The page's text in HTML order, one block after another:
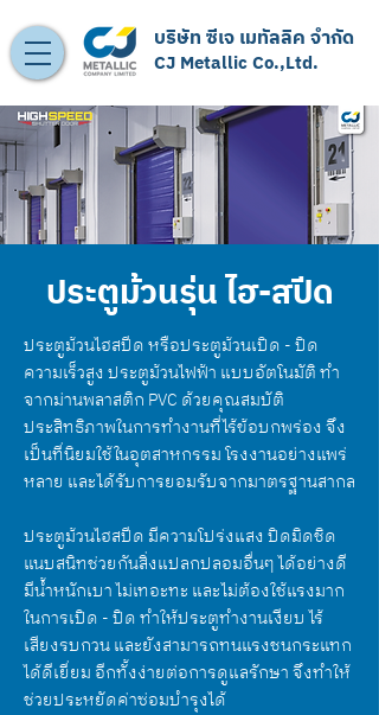
CJ Metallic Co.,Ltd.
บริษัท ซีเจ เมทัลลิค จำกัด
ประตูม้วนรุ่น ไฮ-สปีด
ประตูม้วนไฮสปีด หรือประตูม้วนเปิด - ปิด
ความเร็วสูง ประตูม้วนไฟฟ้า แบบอัตโนมัติ ทำ
จากม่านพลาสติก PVC ด้วยคุณสมบัติ
ประสิทธิภาพในการทำงานที่ไร้ข้อบกพร่อง จึง
เป็นที่นิยมใช้ในอุตสาหกรรม โรงงานอย่างแพร่
หลาย และได้รับการยอมรับจากมาตรฐานสากล
ประตูม้วนไฮสปีด มีความโปร่งแสง ปิดมิดชิด
แนบสนิทช่วยกันสิ่งแปลกปลอมอื่นๆ ได้อย่างดี
มีน้ำหนักเบา ไม่เทอะทะ และไม่ต้องใช้แรงมาก
ในการเปิด - ปิด ทำให้ประตูทำงานเงียบ ไร้
เสียงรบกวน และยังสามารถทนแรงชนกระแทก
ได้ดีเยี่ยม อีกทั้งง่ายต่อการดูแลรักษา จึงทำให้
ช่วยประหยัดค่าซ่อมบำรุงได้